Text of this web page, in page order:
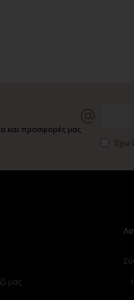
και προσφορές μας
Έχω
μας